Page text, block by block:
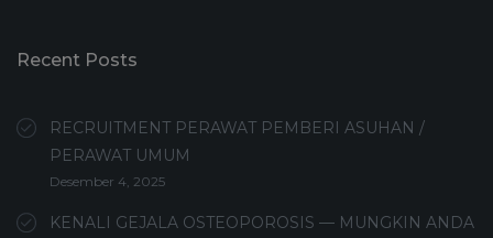
Recent Posts
RECRUITMENT PERAWAT PEMBERI ASUHAN /
PERAWAT UMUM
Desember 4, 2025
KENALI GEJALA OSTEOPOROSIS — MUNGKIN ANDA